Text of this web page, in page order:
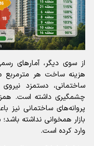
هزینه ساخت هر
ساختمانی، دستمزد
چشمگیری داشته است.
پروانه‌های ساختمانی نیز
بازار همخوانی نداشته
وارد کرده است.